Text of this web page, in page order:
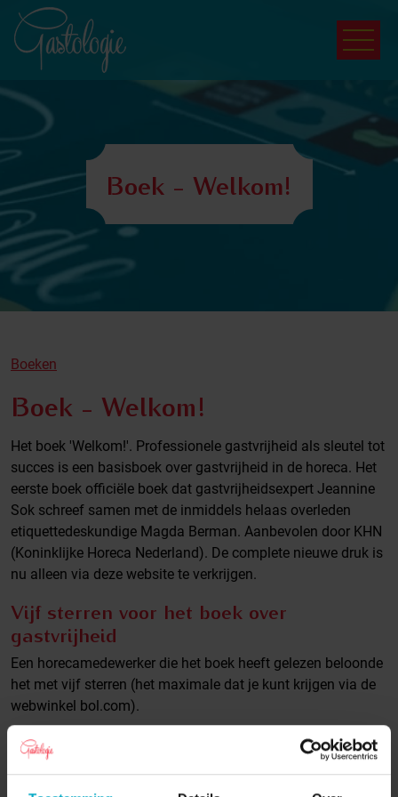
Boek - Welkom!
Boeken
Boek - Welkom!
Het boek 'Welkom!'. Professionele gastvrijheid als sleutel tot
succes is een basisboek over gastvrijheid in de horeca. Het
eerste boek officiële boek dat gastvrijheidsexpert Jeannine
Sok schreef samen met de inmiddels helaas overleden
etiquettedeskundige Magda Berman. Aanbevolen door KHN
(Koninklijke Horeca Nederland). De complete nieuwe druk is
nu alleen via deze website te verkrijgen.
Vijf sterren voor het boek over
gastvrijheid
Een horecamedewerker die het boek heeft gelezen beloonde
het met vijf sterren (het maximale dat je kunt krijgen via de
webwinkel bol.com).
‘Een boek voor baas, medewerker en gast. De meeste
mensen zullen wel weten hoe het "moet" in de horeca, maar